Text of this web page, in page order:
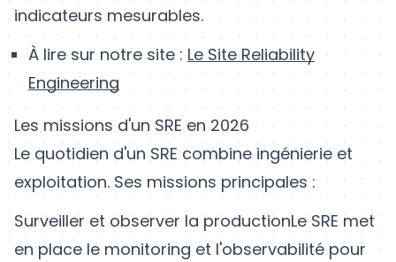
indicateurs mesurables.
À lire sur notre site : Le Site Reliability
Engineering
Les missions d'un SRE en 2026
Le quotidien d'un SRE combine ingénierie et
exploitation. Ses missions principales :
Surveiller et observer la productionLe SRE met
en place le monitoring et l'observabilité pour